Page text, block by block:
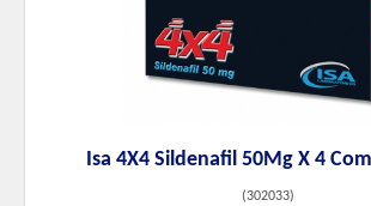
Isa 4X4 Sildenafil 50Mg X 4
(302033)